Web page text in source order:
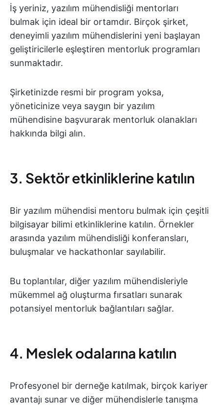
İş yeriniz, yazılım mühendisliği mentorları
bulmak için ideal bir ortamdır. Birçok şirket,
deneyimli yazılım mühendislerini yeni başlayan
geliştiricilerle eşleştiren mentorluk programları
sunmaktadır.
Şirketinizde resmi bir program yoksa,
yöneticinize veya saygın bir yazılım
mühendisine başvurarak mentorluk olanakları
hakkında bilgi alın.
3. Sektör etkinliklerine katılın
Bir yazılım mühendisi mentoru bulmak için çeşitli
bilgisayar bilimi etkinliklerine katılın. Örnekler
arasında yazılım mühendisliği konferansları,
buluşmalar ve hackathonlar sayılabilir.
Bu toplantılar, diğer yazılım mühendisleriyle
mükemmel ağ oluşturma fırsatları sunarak
potansiyel mentorluk bağlantıları sağlar.
4. Meslek odalarına katılın
Profesyonel bir derneğe katılmak, birçok kariyer
avantajı sunar ve diğer mühendislerle tanışma